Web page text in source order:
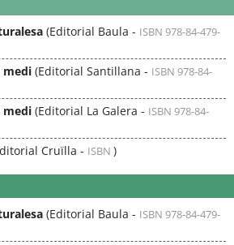
(Editorial Baula - ISBN 978-84-479-
medi (Editorial Santillana - ISBN 978-84-
medi (Editorial La Galera - ISBN 978-84-
Cruïlla - ISBN )
(Editorial Baula - ISBN 978-84-479-